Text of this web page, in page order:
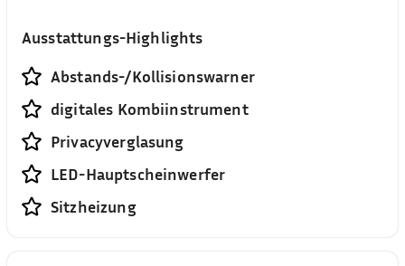
Ausstattungs-Highlights
Abstands-/Kollisionswarner
digitales Kombiinstrument
Privacyverglasung
LED-Hauptscheinwerfer
Sitzheizung